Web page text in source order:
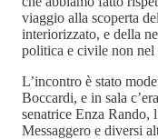
viaggio alla scoperta
interiorizzato, e della
politica e civile non nel
L’incontro è stato
Boccardi, e in sala
senatrice Enza
Messaggero e diversi